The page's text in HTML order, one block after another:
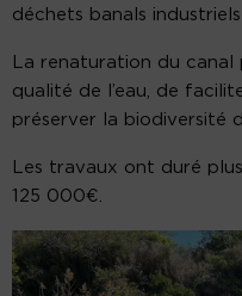
déchets banals
La renaturation du canal
qualité de l’eau, de
préserver la biodiversité
Les travaux ont duré
125 000€.